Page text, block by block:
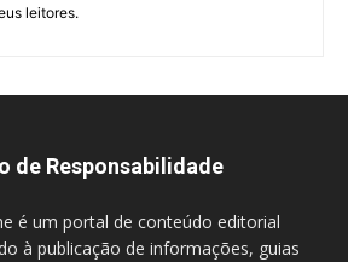
leitores.
de Responsabilidade
é um portal de conteúdo editorial
à publicação de informações, guias